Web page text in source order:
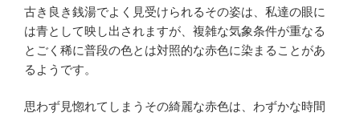
古き良き銭湯でよく見受けられるその姿は、私達の眼に
は青として映し出されますが、複雑な気象条件が重なる
とごく稀に普段の色とは対照的な赤色に染まることがあ
るようです。
思わず見惚れてしまうその綺麗な赤色は、わずかな時間